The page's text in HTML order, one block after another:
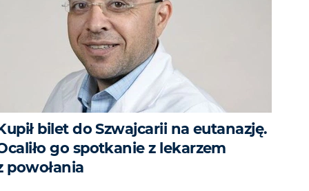
bilet do Szwajcarii na eutanazję.
go spotkanie z lekarzem
powołania